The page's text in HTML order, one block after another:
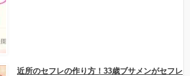
近所のセフレの作り方！33歳ブサメンがセフレ